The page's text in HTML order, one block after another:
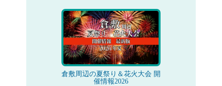
倉敷周辺の夏祭り＆花火大会 開
催情報2026